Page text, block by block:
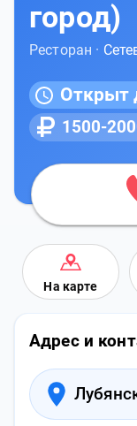
город)
Ресторан ·
Открыт
1500-
На карте
Адрес и